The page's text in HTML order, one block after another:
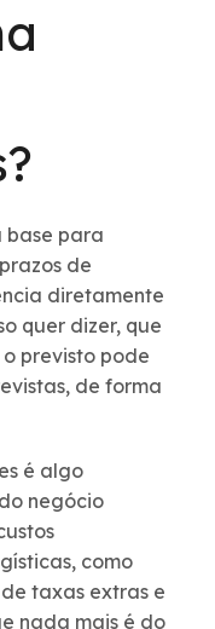
base para
de
diretamente
quer dizer, que
previsto pode
de forma
é algo
negócio
como
taxas extras e
nada mais é do